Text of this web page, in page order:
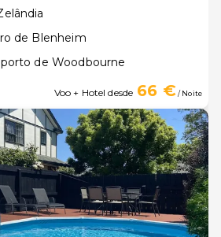
de Blenheim
de Woodbourne
Voo + Hotel desde 66 €/ Noite